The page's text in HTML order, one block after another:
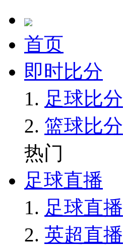
首页
即时比分
足球比分
篮球比分
热门
足球直播
足球直播
英超直播